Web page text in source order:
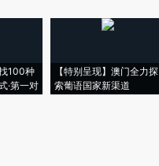
100种
·第一对
【特别呈现】澳门全力探
索葡语国家新渠道